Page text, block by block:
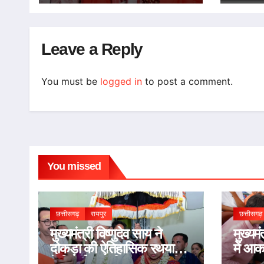
Leave a Reply
You must be logged in to post a comment.
You missed
छत्तीसगढ़ रायपुर
मुख्यमंत्री विष्णुदेव साय ने
दोकड़ा की ऐतिहासिक रथयात्रा
छत्तीसगढ़
में